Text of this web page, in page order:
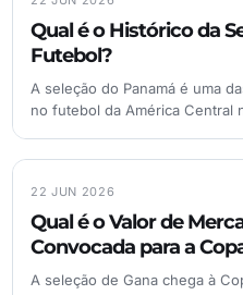
Qual é o Histórico da
Futebol?
A seleção do Panamá é uma
no futebol da América Central
22 JUN 2026
Qual é o Valor de
Convocada para a
A seleção de Gana chega à